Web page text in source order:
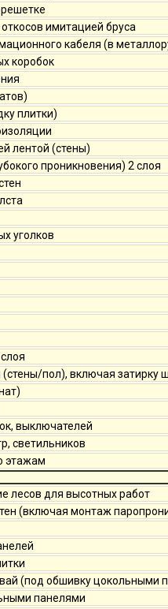
имитацией бруса
кабеля (в
коробок
плитки)
лентой (стены)
проникновения) 2 слоя
уголков
(стены/пол), включая затирку
выключателей
светильников
этажам
лесов для высотных работ
(включая монтаж
(под обшивку цокольными
панелями